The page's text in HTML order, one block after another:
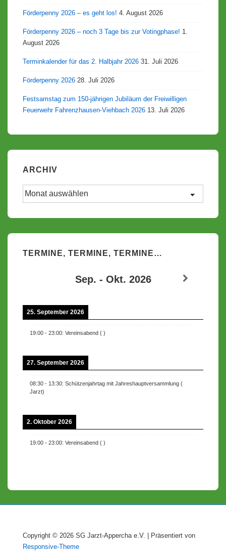
Förderpenny 2026 – es geht los! 4. August 2026
Förderpenny 2026 – noch 3 Tage bis zur Votingphase! 1.
August 2026
Terminkalender für das 2. Halbjahr 2026 31. Juli 2026
Förderpenny 2026 28. Juli 2026
Festsamstag zum 150-jährigen Jubiläum der Freiwilligen
Feuerwehr Fahrenzhausen-Viehbach 2026 13. Juli 2026
ARCHIV
Archiv
TERMINE, TERMINE, TERMINE…
Sep. - Okt. 2026
25. September 2026
19:00 - 23:00: Vereinsabend ( )
27. September 2026
08:30 - 13:30: Schützenjahrtag mit Jahreshauptversammlung (
Jarzt)
2. Oktober 2026
19:00 - 23:00: Vereinsabend ( )
Copyright © 2026 SG Jarzt-Appercha e.V.
| Präsentiert von
Responsive-Theme